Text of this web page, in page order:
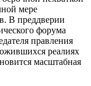
мере
В преддверии
форума
правления
реалиях
масштабная